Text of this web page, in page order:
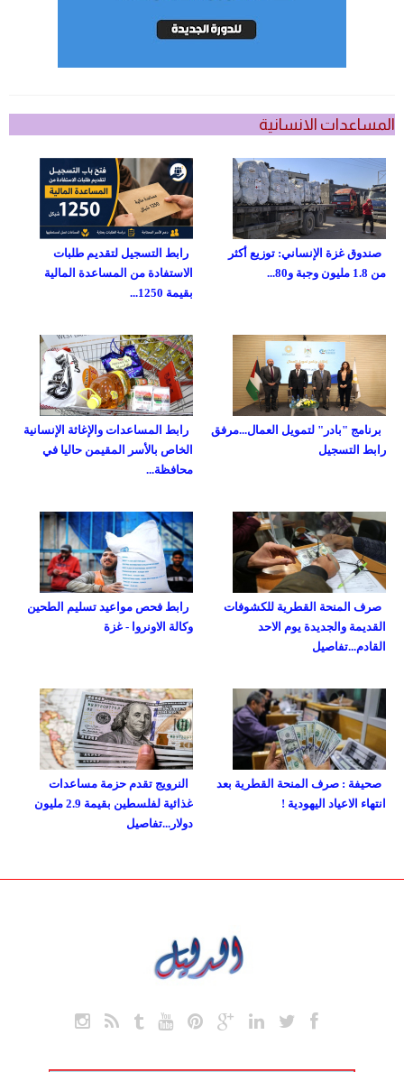
المساعدات الانسانية
رابط التسجيل لتقديم طلبات
الاستفادة من المساعدة المالية
بقيمة 1250...
صندوق غزة الإنساني: توزيع أكثر
من 1.8 مليون وجبة و80...
رابط المساعدات والإغاثة الإنسانية
الخاص بالأسر المقيمن حاليا في
محافظة...
برنامج "بادر" لتمويل العمال...مرفق
رابط التسجيل
رابط فحص مواعيد تسليم الطحين
وكالة الاونروا - غزة
صرف المنحة القطرية للكشوفات
القديمة والجديدة يوم الاحد
القادم...تفاصيل
النرويج تقدم حزمة مساعدات
غذائية لفلسطين بقيمة 2.9 مليون
دولار...تفاصيل
صحيفة : صرف المنحة القطرية بعد
انتهاء الاعياد اليهودية !